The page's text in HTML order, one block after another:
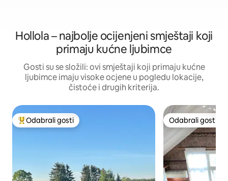
Hollola – najbolje ocijenjeni smještaji koji
primaju kućne ljubimce
Gosti su se složili: ovi smještaji koji primaju kućne
ljubimce imaju visoke ocjene u pogledu lokacije,
čistoće i drugih kriterija.
Među najviše rangiranima s oznakom „Odabrali gosti”
Odabrali gosti Odabrali gosti
Odabrali gosti